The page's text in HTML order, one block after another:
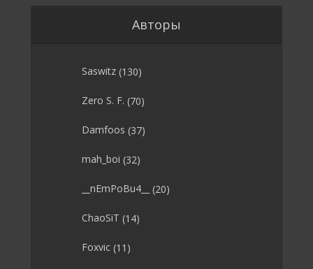
Авторы
Saswitz (130)
Zero S. F. (70)
Damfoos (37)
mah_boi (32)
__nEmPoBu4__ (20)
ChaoSiT (14)
Foxvic (11)